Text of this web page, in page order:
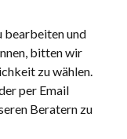
bearbeiten und
bitten wir
zu wählen.
per Email
Beratern zu